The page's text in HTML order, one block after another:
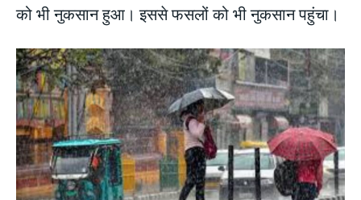
को भी नुकसान हुआ। इससे फसलों को भी नुकसान पहुंचा।